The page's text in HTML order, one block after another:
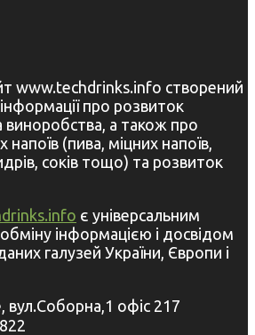
www.techdrinks.info створений
про розвиток
виноробства, а також про
(пива, міцних напоїв,
соків тощо) та розвиток
є універсальним
інформацією і досвідом
галузей України, Європи і
вул.Соборна,1 офіс 217